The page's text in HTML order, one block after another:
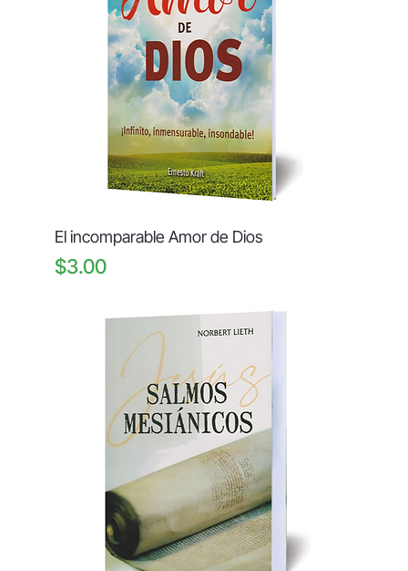
El incomparable Amor de Dios
Price
$3.00